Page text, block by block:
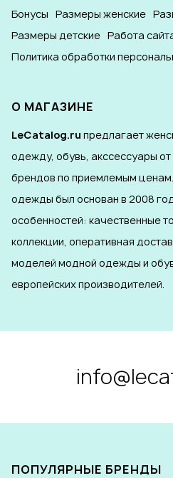
Бонусы Размеры женские
Размеры детские Работа
Политика обработки
О МАГАЗИНЕ
LeCatalog.ru предлагает
одежду, обувь, акссессуары
брендов по приемлемым
одежды был основан в 2008
особенностей: качественные
коллекции, оперативная
моделей модной одежды и
европейских производителей.
ПОПУЛЯРНЫЕ БРЕНДЫ